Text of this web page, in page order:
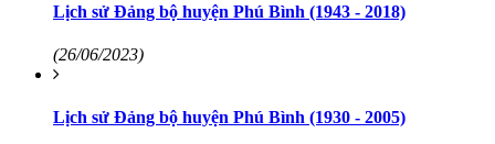
Lịch sử Đảng bộ huyện Phú Bình (1943 - 2018)
(26/06/2023)
Lịch sử Đảng bộ huyện Phú Bình (1930 - 2005)